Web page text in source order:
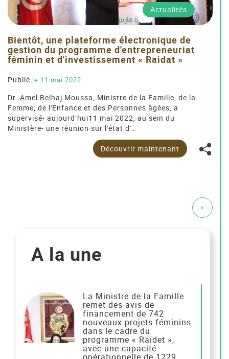
Actualités
Bientôt, une plateforme électronique de
gestion du programme d'entrepreneuriat
féminin et d'investissement « Raidat »
Publié le 11 mai 2022
Dr. Amel Belhaj Moussa, Ministre de la Famille, de la
Femme, de l'Enfance et des Personnes âgées, a
supervisé- aujourd’hui11 mai 2022, au sein du
Ministère- une réunion sur l'état d'…
Découvrir maintenant
Page
»
A la une
La Ministre de la Famille
remet des avis de
financement de 742
nouveaux projets féminins
dans le cadre du
programme « Raidet »,
avec une capacité